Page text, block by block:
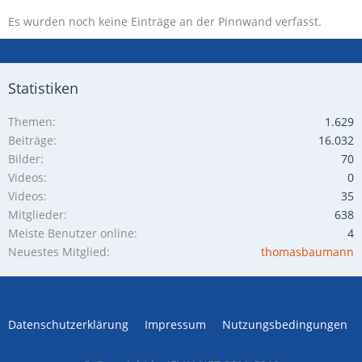
Es wurden noch keine Einträge an der Pinnwand verfasst.
Statistiken
Themen
1.629
Beiträge
16.032
Bilder
70
Videos
0
Videos
35
Mitglieder
638
Meiste Benutzer online
4
Neuestes Mitglied
thomasbaumann
Datenschutzerklärung Impressum Nutzungsbedingungen